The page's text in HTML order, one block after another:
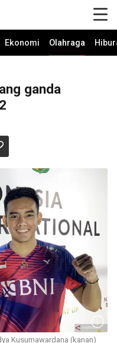
Ekonomi Olahraga
ganda
Kusumawardana (kanan)